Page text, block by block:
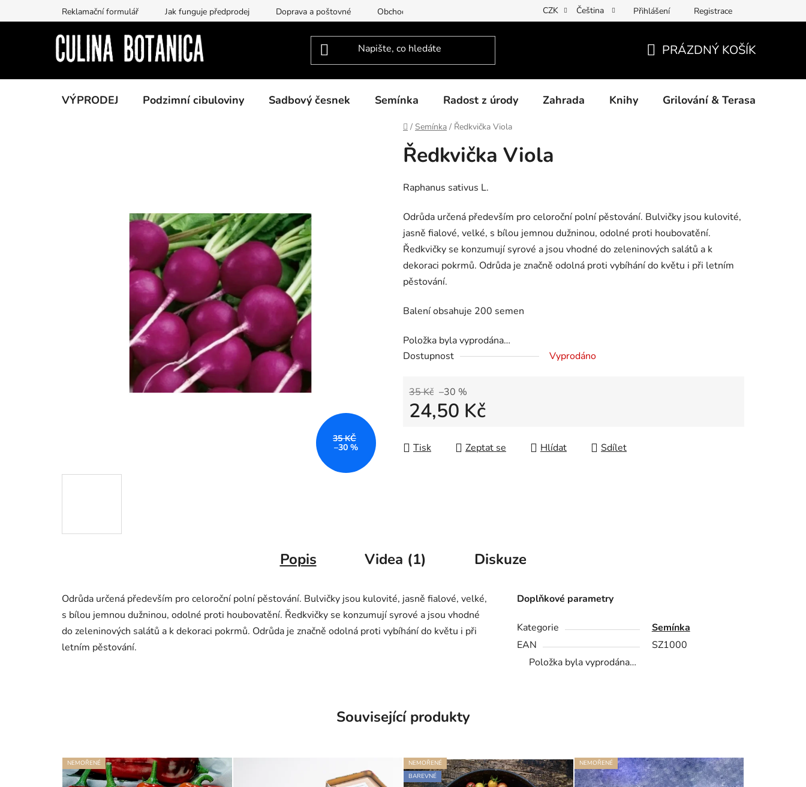
na
Reklamační formulář Jak funguje předprodej Doprava a poštovné Obchodní podmínky Podmínky ochrany osobních údajů Povinné informace a odkazy ÚKZÚZ
CZK Čeština Přihlášení Registrace
KOŠÍK
PRÁZDNÝ KOŠÍK
VÝPRODEJ Podzimní cibuloviny Sadbový česnek Semínka Radost z úrody Zahrada Knihy Grilování & Terasa
Domů
/ Semínka / Ředkvička Viola
Ředkvička Viola
Raphanus sativus L.
Odrůda určená především pro celoroční polní pěstování. Bulvičky jsou kulovité,
jasně fialové, velké, s bílou jemnou dužninou, odolné proti houbovatění.
Ředkvičky se konzumují syrové a jsou vhodné do zeleninových salátů a k
dekoraci pokrmů. Odrůda je značně odolná proti vybíhání do květu i při letním
pěstování.
Balení obsahuje 200 semen
Položka byla vyprodána…
Dostupnost
Vyprodáno
35 Kč –30 %
24,50 Kč
Tisk
Zeptat se Hlídat Sdílet
35 KČ
–30 %
Popis Videa (1) Diskuze
Odrůda určená především pro celoroční polní pěstování. Bulvičky jsou kulovité, jasně fialové, velké,
s bílou jemnou dužninou, odolné proti houbovatění. Ředkvičky se konzumují syrové a jsou vhodné
do zeleninových salátů a k dekoraci pokrmů. Odrůda je značně odolná proti vybíhání do květu i při
letním pěstování.
Doplňkové parametry
Kategorie
Semínka
EAN
SZ1000
Položka byla vyprodána…
Související produkty
NEMOŘENÉ
NEMOŘENÉ
BAREVNÉ
NEMOŘENÉ